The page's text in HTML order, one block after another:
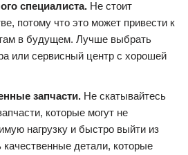
специалиста. Не стоит
потому что это может привести к
в будущем. Лучше выбрать
или сервисный центр с хорошей
запчасти. Не скатывайтесь
которые могут не
нагрузку и быстро выйти из
детали, которые